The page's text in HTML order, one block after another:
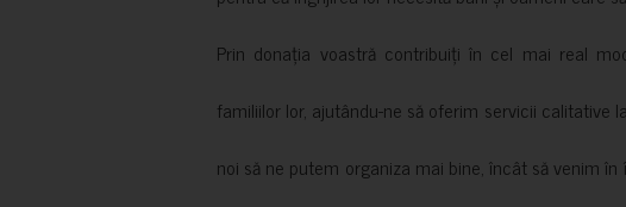
Prin donația voastră contribuiți în cel mai real
familiilor lor, ajutându-ne să oferim servicii
noi să ne putem organiza mai bine, încât să venim